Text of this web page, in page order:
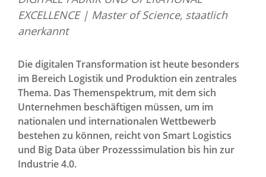
EXCELLENCE | Master of Science, staatlich
anerkannt
Die digitalen Transformation ist heute besonders
im Bereich Logistik und Produktion ein zentrales
Thema. Das Themenspektrum, mit dem sich
Unternehmen beschäftigen müssen, um im
nationalen und internationalen Wettbewerb
bestehen zu können, reicht von Smart Logistics
und Big Data über Prozesssimulation bis hin zur
Industrie 4.0.